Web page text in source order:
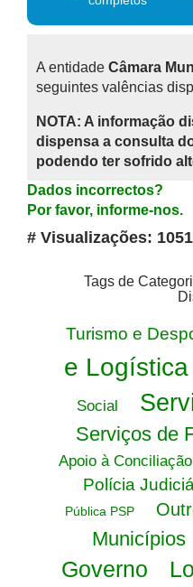
A entidade Câmara
seguintes valências
NOTA: A informação
dispensa a consulta
podendo ter sofrido
Dados incorrectos?
Por favor, informe-nos.
# Visualizações: 1051
Tags de
Turismo e
e Logística
Social
Serviços de
Apoio à Conciliação
Polícia
Pública PSP
Municípios
Governo